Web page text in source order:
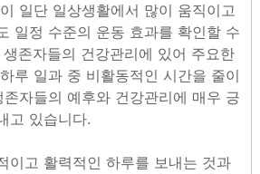
일단 일상생활에서 많이 움직이고
일정 수준의 운동 효과를 확인할 수
존자들의 건강관리에 있어 주요한
루 일과 중 비활동적인 시간을 줄이
자들의 예후와 건강관리에 매우 긍
고 있습니다.
이고 활력적인 하루를 보내는 것과